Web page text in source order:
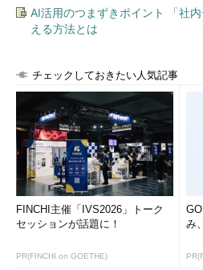
AI活用のつまずきポイント 「社
える方法とは
チェックしておきたい人気記事
FINCHI主催「IVS2026」トーク
セッションが話題に！
PR(FINCHI on GOETHE)
み